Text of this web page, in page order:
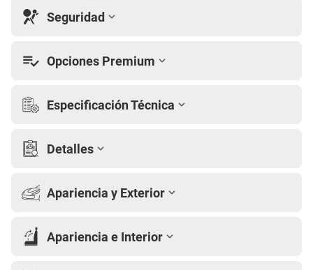
Seguridad
Opciones Premium
Especificación Técnica
Detalles
Apariencia y Exterior
Apariencia e Interior